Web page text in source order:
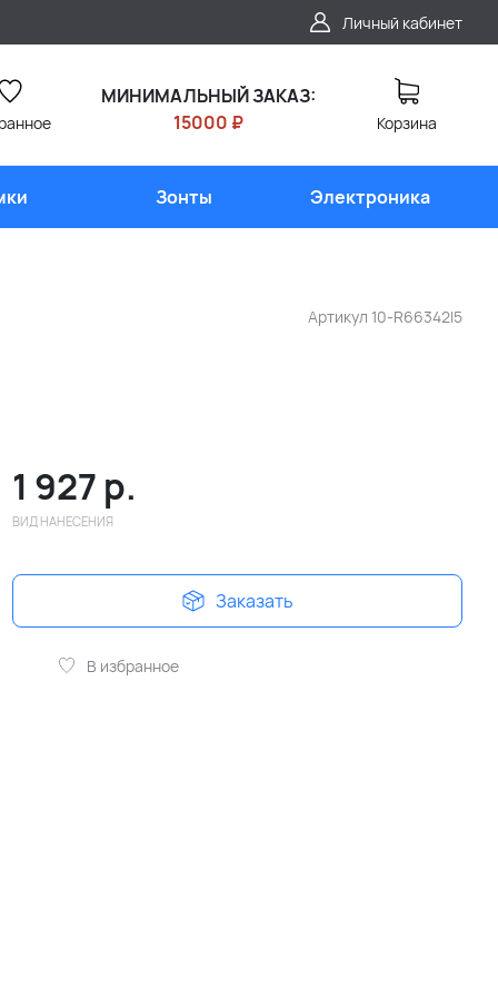
Личный кабинет
МИНИМАЛЬНЫЙ ЗАКАЗ:
15000 ₽
Корзина
Зонты Электроника
Артикул 10-R66342I5
1 927 р.
ВИД НАНЕСЕНИЯ
Заказать
В избранное